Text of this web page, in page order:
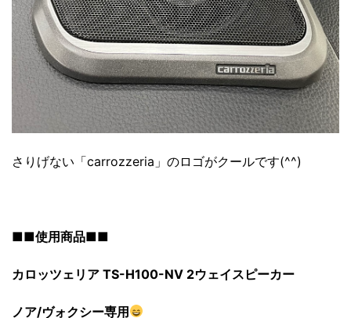
さりげない「carrozzeria」のロゴがクールです(^^)
■■使用商品■■
カロッツェリア TS-H100-NV 2ウェイスピーカー
ノア/ヴォクシー専用